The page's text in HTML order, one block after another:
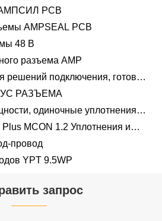
PCB
AMPSEAL PCB
48 В
разъема AMP
решений подключения, готовых
РАЗЪЕМА
одиночные уплотнения
MCON 1.2 Уплотнения и
с одинарной проволокой с
провод
YPT 9.5WP
запрос